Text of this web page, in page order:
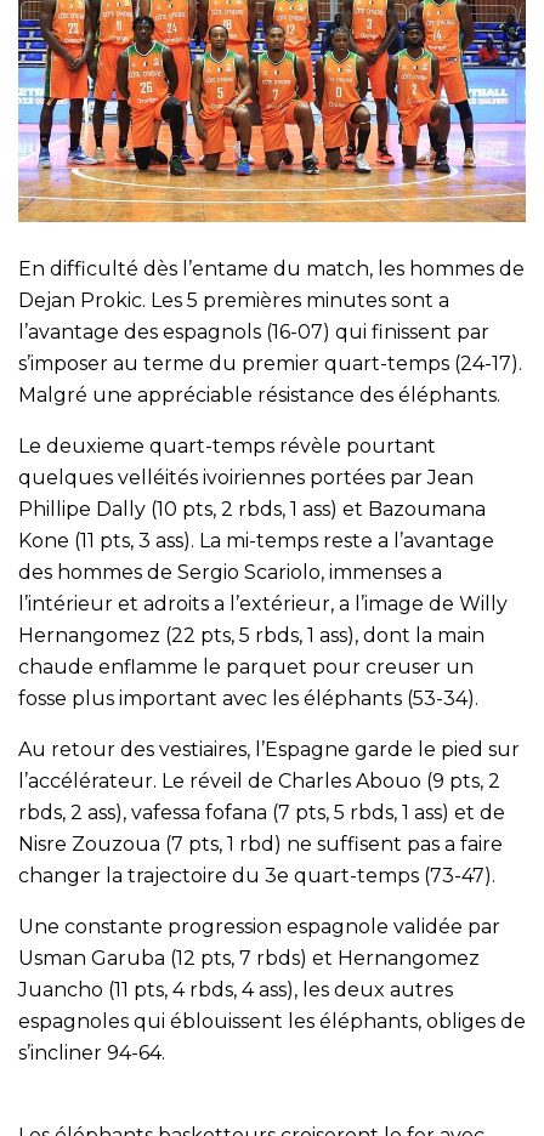
En difficulté dès l’entame du match, les hommes de
Dejan Prokic. Les 5 premières minutes sont a
l’avantage des espagnols (16-07) qui finissent par
s’imposer au terme du premier quart-temps (24-17).
Malgré une appréciable résistance des éléphants.
Le deuxieme quart-temps révèle pourtant
quelques velléités ivoiriennes portées par Jean
Phillipe Dally (10 pts, 2 rbds, 1 ass) et Bazoumana
Kone (11 pts, 3 ass). La mi-temps reste a l’avantage
des hommes de Sergio Scariolo, immenses a
l’intérieur et adroits a l’extérieur, a l’image de Willy
Hernangomez (22 pts, 5 rbds, 1 ass), dont la main
chaude enflamme le parquet pour creuser un
fosse plus important avec les éléphants (53-34).
Au retour des vestiaires, l’Espagne garde le pied sur
l’accélérateur. Le réveil de Charles Abouo (9 pts, 2
rbds, 2 ass), vafessa fofana (7 pts, 5 rbds, 1 ass) et de
Nisre Zouzoua (7 pts, 1 rbd) ne suffisent pas a faire
changer la trajectoire du 3e quart-temps (73-47).
Une constante progression espagnole validée par
Usman Garuba (12 pts, 7 rbds) et Hernangomez
Juancho (11 pts, 4 rbds, 4 ass), les deux autres
espagnoles qui éblouissent les éléphants, obliges de
s’incliner 94-64.